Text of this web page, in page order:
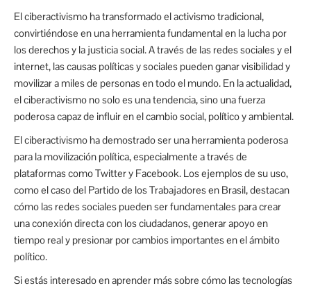
El ciberactivismo ha transformado el activismo tradicional,
convirtiéndose en una herramienta fundamental en la lucha por
los derechos y la justicia social. A través de las redes sociales y el
internet, las causas políticas y sociales pueden ganar visibilidad y
movilizar a miles de personas en todo el mundo. En la actualidad,
el ciberactivismo no solo es una tendencia, sino una fuerza
poderosa capaz de influir en el cambio social, político y ambiental.
El ciberactivismo ha demostrado ser una herramienta poderosa
para la movilización política, especialmente a través de
plataformas como Twitter y Facebook. Los ejemplos de su uso,
como el caso del Partido de los Trabajadores en Brasil, destacan
cómo las redes sociales pueden ser fundamentales para crear
una conexión directa con los ciudadanos, generar apoyo en
tiempo real y presionar por cambios importantes en el ámbito
político.
Si estás interesado en aprender más sobre cómo las tecnologías